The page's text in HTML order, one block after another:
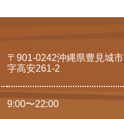
〒901-0242沖縄県豊見城市
字高安261-2
9:00〜22:00